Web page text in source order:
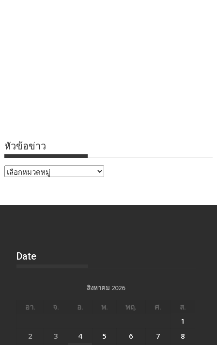
หัวข้อข่าว
หัวข้อ
Date
สิงหาคม 2026
อา. จ. อ. พ. พฤ. ศ.
ส.
1
2
3 4 5 6 7
8